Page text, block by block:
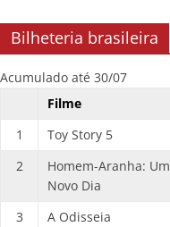
Bilheteria brasileira
Acumulado até 30/07
Filme
1
Toy Story 5
2
Homem-Aranha: Um
Novo Dia
3 A Odisseia